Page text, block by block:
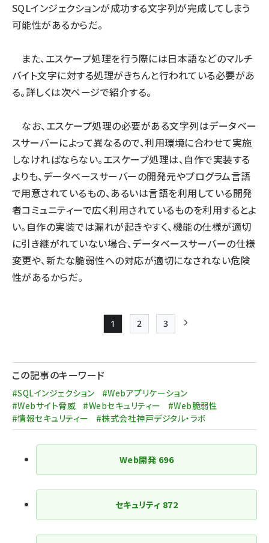
SQLインジェクションが成功する文字列が完成してしまう
可能性があるからだ。
また、エスケープ処理を行う際には日本語などのマルチ
バイト文字に対する処理がきちんと行われている必要があ
る。詳しくは次ページで紹介する。
なお、エスケープ処理の必要がある文字列はデータベー
スサーバーによって異なるので、利用環境に合わせて実施
しなければならない。エスケープ処理は、自作で実装する
よりも、データベースサーバーの開発元やプログラム言語
で用意されているもの、あるいは言語を利用している開発
者コミュニティーで広く利用されているものを利用するとよ
い。自作の実装では漏れが起きやすく、機能の仕様が適切
に引き継がれていない場合、データベースサーバーの仕様
変更や、新たな脆弱性への対応が適切になされない危険
性があるからだ。
送
り
Page
1
Page
2
Page
3
この記事のキーワード
#SQLインジェクション
#Webアプリケーション
#Webサイト脅威
#Webセキュリティー
#Web脆弱性
#情報セキュリティー
#株式会社神戸デジタル・ラボ
Web開発 696
セキュリティ 872